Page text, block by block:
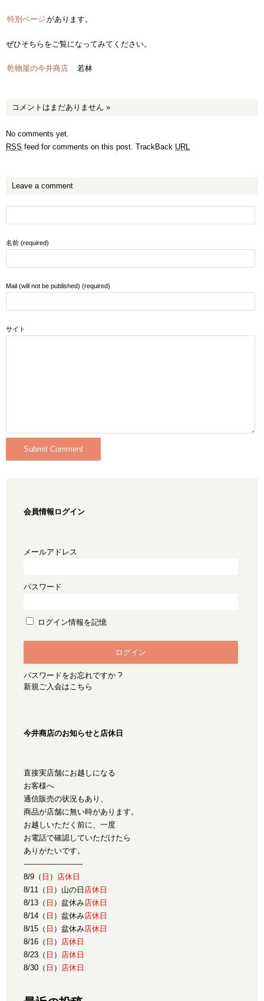
特別ページ があります。
ぜひそちらをご覧になってみてください。
乾物屋の今井商店 若林
コメントはまだありません »
No comments yet.
RSS feed for comments on this post. TrackBack URL
Leave a comment
名前 (required)
Mail (will not be published) (required)
サイト
会員情報ログイン
メールアドレス
パスワード
ログイン情報を記憶
パスワードをお忘れですか ?
新規ご入会はこちら
今井商店のお知らせと店休日
直接実店舗にお越しになる
お客様へ
通信販売の状況もあり、
商品が店舗に無い時があります。
お越しいただく前に、一度
お電話で確認していただけたら
ありがたいです。
-------------------------
8/9（ 日 ）
店休日
8/11（ 日 ）山の日 店休日
8/13（ 日 ）盆休み店休日
8/14（ 日 ）盆休み店休日
8/15（ 日 ）盆休み店休日
8/16（ 日 ）
店休日
8/23（ 日 ）
店休日
8/30（ 日 ） 店休日